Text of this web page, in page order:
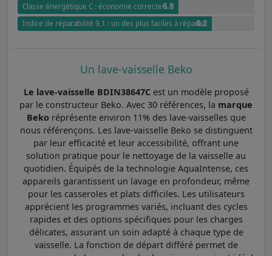
Classe énergétique C : économie correcte6.8
Indice de réparabilité 9,1 : un des plus faciles à réparer
8.2
Un lave-vaisselle Beko
Le lave-vaisselle BDIN38647Cest un modèle proposé
par le constructeur Beko. Avec 30 références, la marque
Bekoréprésente environ 11% des lave-vaisselles que
nous référençons. Les lave-vaisselle Beko se distinguent
par leur efficacité et leur accessibilité, offrant une
solution pratique pour le nettoyage de la vaisselle au
quotidien. Équipés de la technologie AquaIntense, ces
appareils garantissent un lavage en profondeur, même
pour les casseroles et plats difficiles. Les utilisateurs
apprécient les programmes variés, incluant des cycles
rapides et des options spécifiques pour les charges
délicates, assurant un soin adapté à chaque type de
vaisselle. La fonction de départ différé permet de